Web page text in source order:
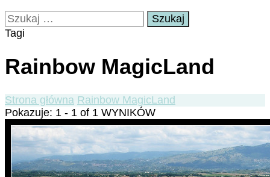
Szukaj:
Tagi
Rainbow MagicLand
Strona główna Rainbow MagicLand
Pokazuje: 1 - 1 of 1 WYNIKÓW